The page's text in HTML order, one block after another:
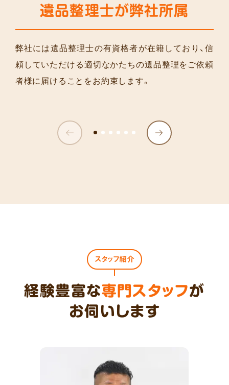
遺品整理士が弊社所属
弊社には遺品整理士の有資格者が在籍しており、信
頼していただける適切なかたちの遺品整理をご依頼
者様に届けることをお約束します。
スタッフ紹介
経験豊富な専門スタッフが
お伺いします